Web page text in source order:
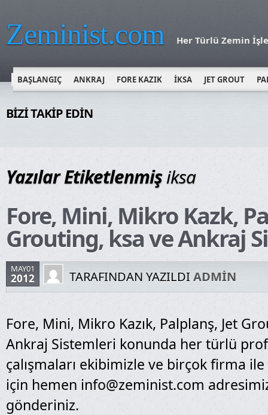
Zeminist.com Her Türlü Zemin
BAŞLANGIÇ ANKRAJ FORE KAZIK İKSA JET GROUT
BİZİ TAKİP EDİN
Yazılar Etiketlenmişiksa
Fore, Mini, Mikro Kazk,
Grouting, ksa ve Ankraj
MAY01
2012 TARAFINDAN YAZILDI ADMIN
Fore, Mini, Mikro Kazık, Palplanş, Jet
Ankraj Sistemleri konunda her türlü
çalışmaları ekibimizle ve birçok firma ile
için hemen info@zeminist.com
gönderiniz.